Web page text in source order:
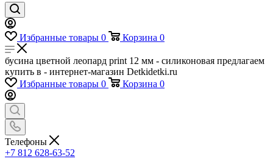
Избранные товары 0 Корзина 0
бусина цветной леопард print 12 мм - силиконовая предлагаем
купить в - интернет-магазин Detkidetki.ru
Избранные товары 0 Корзина 0
Телефоны
+7 812 628-63-52